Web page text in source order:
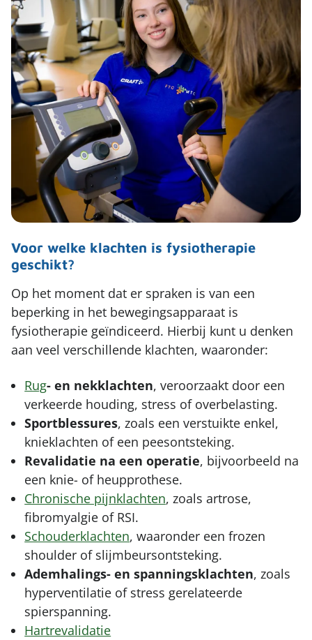
Voor welke klachten is fysiotherapie
geschikt?
Op het moment dat er spraken is van een
beperking in het bewegingsapparaat is
fysiotherapie geïndiceerd. Hierbij kunt u denken
aan veel verschillende klachten, waaronder:
Rug- en nekklachten, veroorzaakt door een
verkeerde houding, stress of overbelasting.
Sportblessures, zoals een verstuikte enkel,
knieklachten of een peesontsteking.
Revalidatie na een operatie, bijvoorbeeld na
een knie- of heupprothese.
Chronische pijnklachten, zoals artrose,
fibromyalgie of RSI.
Schouderklachten, waaronder een frozen
shoulder of slijmbeursontsteking.
Ademhalings- en spanningsklachten, zoals
hyperventilatie of stress gerelateerde
spierspanning.
Hartrevalidatie